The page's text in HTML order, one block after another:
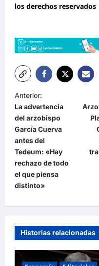
los derechos reservados
N
a
v
e
g
a
c
i
d
Anterior:
La advertencia
del arzobispo
García Cuerva
antes del
Tedeum: «Hay
rechazo de todo
el que piensa
distinto»
Historias relacionadas